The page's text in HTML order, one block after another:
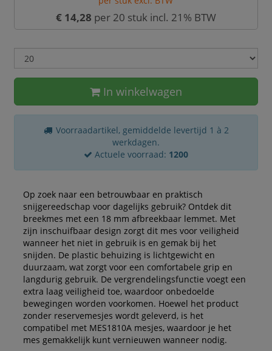
€ 14,28 per 20 stuk incl. 21% BTW
In winkelwagen
Voorraadartikel, gemiddelde levertijd 1 à 2
werkdagen.
Actuele voorraad: 1200
Op zoek naar een betrouwbaar en praktisch
snijgereedschap voor dagelijks gebruik? Ontdek dit
breekmes met een 18 mm afbreekbaar lemmet. Met
zijn inschuifbaar design zorgt dit mes voor veiligheid
wanneer het niet in gebruik is en gemak bij het
snijden. De plastic behuizing is lichtgewicht en
duurzaam, wat zorgt voor een comfortabele grip en
langdurig gebruik. De vergrendelingsfunctie voegt een
extra laag veiligheid toe, waardoor onbedoelde
bewegingen worden voorkomen. Hoewel het product
zonder reservemesjes wordt geleverd, is het
compatibel met MES1810A mesjes, waardoor je het
mes gemakkelijk kunt vernieuwen wanneer nodig.